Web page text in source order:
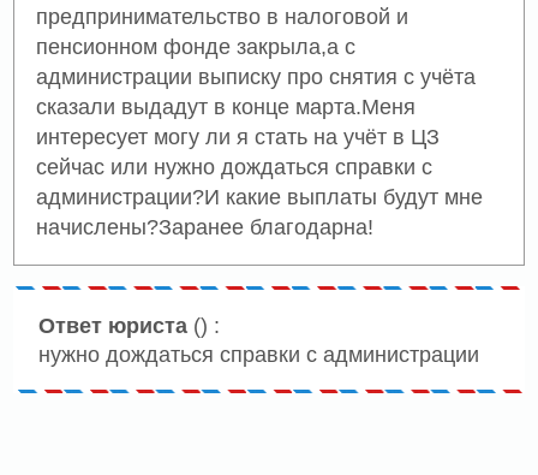
предпринимательство в налоговой и
пенсионном фонде закрыла,а с
администрации выписку про снятия с учёта
сказали выдадут в конце марта.Меня
интересует могу ли я стать на учёт в ЦЗ
сейчас или нужно дождаться справки с
администрации?И какие выплаты будут мне
начислены?Заранее благодарна!
Ответ юриста() :
нужно дождаться справки с администрации